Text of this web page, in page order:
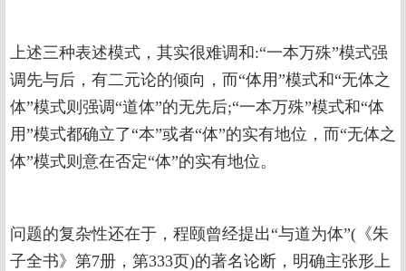
上述三种表述模式，其实很难调和:“一本万殊”模式强
调先与后，有二元论的倾向，而“体用”模式和“无体之
体”模式则强调“道体”的无先后;“一本万殊”模式和“体
用”模式都确立了“本”或者“体”的实有地位，而“无体之
体”模式则意在否定“体”的实有地位。
问题的复杂性还在于，程颐曾经提出“与道为体”(《朱
子全书》第7册，第333页)的著名论断，明确主张形上